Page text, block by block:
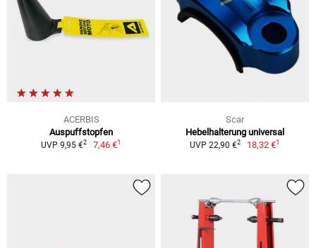
ACERBIS
Auspuffstopfen
UVP 9,95 €2 7,46 €1
Scar
Hebelhalterung universal
UVP 22,90 €2 18,32 €1